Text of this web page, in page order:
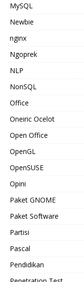
MySQL
Newbie
nginx
Ngoprek
NLP
NonSQL
Office
Oneiric Ocelot
Open Office
OpenGL
OpenSUSE
Opini
Paket GNOME
Paket Software
Partisi
Pascal
Pendidikan